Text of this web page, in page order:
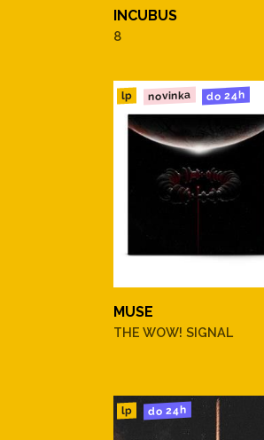
INCUBUS
8
lp novinka do 24h
MUSE
THE WOW! SIGNAL
lp do 24h